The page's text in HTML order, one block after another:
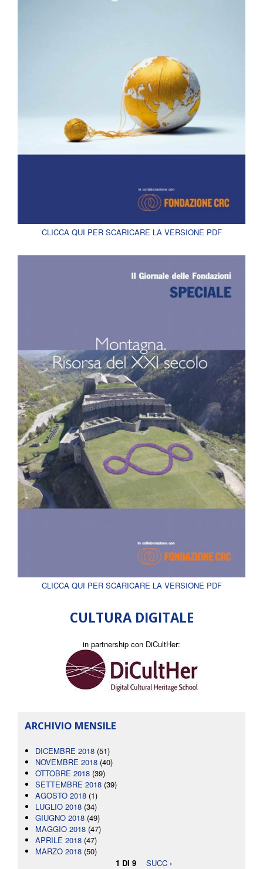
CLICCA QUI PER SCARICARE LA VERSIONE PDF
CLICCA QUI PER SCARICARE LA VERSIONE PDF
CULTURA DIGITALE
in partnership con DiCultHer:
ARCHIVIO MENSILE
DICEMBRE 2018 (51)
NOVEMBRE 2018 (40)
OTTOBRE 2018 (39)
SETTEMBRE 2018 (39)
AGOSTO 2018 (1)
LUGLIO 2018 (34)
GIUGNO 2018 (49)
MAGGIO 2018 (47)
APRILE 2018 (47)
MARZO 2018 (50)
1 DI 9
SUCC ›